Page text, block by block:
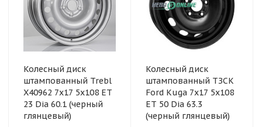
Колесный диск
штампованный Trebl
X40962 7x17 5x108 ET
23 Dia 60.1 (черный
глянцевый)
Колесный диск
штампованный ТЗСК
Ford Kuga 7x17 5x108
ET 50 Dia 63.3
(черный глянцевый)